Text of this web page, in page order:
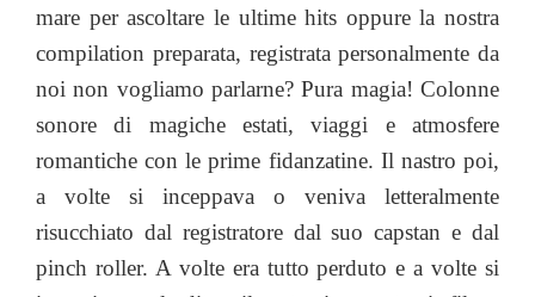
mare per ascoltare le ultime hits oppure la nostra
compilation preparata, registrata personalmente da
noi non vogliamo parlarne? Pura magia! Colonne
sonore di magiche estati, viaggi e atmosfere
romantiche con le prime fidanzatine. Il nastro poi,
a volte si inceppava o veniva letteralmente
risucchiato dal registratore dal suo capstan e dal
pinch roller. A volte era tutto perduto e a volte si